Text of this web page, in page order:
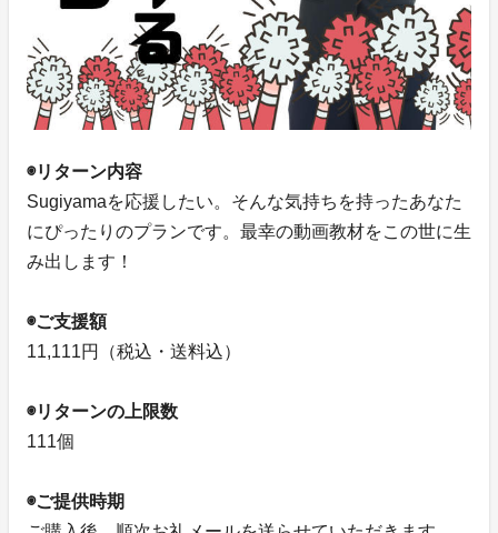
◉リターン内容
Sugiyamaを応援したい。そんな気持ちを持ったあなた
にぴったりのプランです。最幸の動画教材をこの世に生
み出します！
◉ご支援額
11,111円（税込・送料込）
◉リターンの上限数
111個
◉ご提供時期